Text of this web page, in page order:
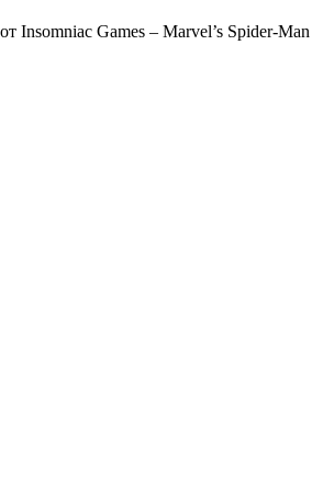
Insomniac Games – Marvel’s Spider-Man